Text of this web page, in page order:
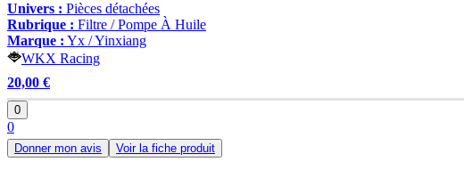
Univers : Pièces détachées
Rubrique : Filtre / Pompe À Huile
Marque : Yx / Yinxiang
WKX Racing
20,00 €
0
0
Donner mon avis Voir la fiche produit